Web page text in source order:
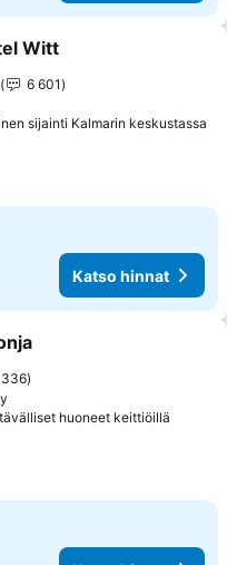
suosikkeihin
Witt
6 601
sijainti Kalmarin keskustassa
Katso hinnat
suosikkeihin
336
huoneet keittiöillä